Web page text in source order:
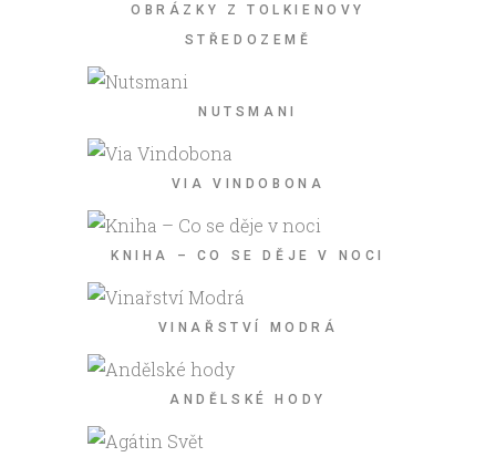
OBRÁZKY Z TOLKIENOVY
STŘEDOZEMĚ
NUTSMANI
VIA VINDOBONA
KNIHA – CO SE DĚJE V NOCI
VINAŘSTVÍ MODRÁ
ANDĚLSKÉ HODY